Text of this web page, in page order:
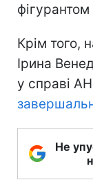
Крім того,
Ірина
у справі
Не